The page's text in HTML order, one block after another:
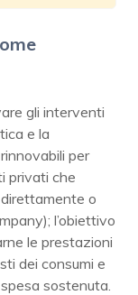
gli interventi
e la
per
privati che
o
l’obiettivo
le prestazioni
dei consumi e
sostenuta.